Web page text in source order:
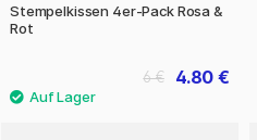
Stempelkissen 4er-Pack Rosa &
Rot
4.80 €
6 €